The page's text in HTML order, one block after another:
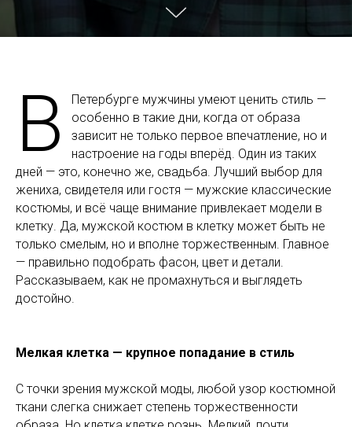
В
Петербурге мужчины умеют ценить стиль —
особенно в такие дни, когда от образа
зависит не только первое впечатление, но и
настроение на годы вперёд. Один из таких
дней — это, конечно же, свадьба. Лучший выбор для
жениха, свидетеля или гостя — мужские классические
костюмы, и всё чаще внимание привлекает модели в
клетку. Да, мужской костюм в клетку может быть не
только смелым, но и вполне торжественным. Главное
— правильно подобрать фасон, цвет и детали.
Рассказываем, как не промахнуться и выглядеть
достойно.
Мелкая клетка — крупное попадание в стиль
С точки зрения мужской моды, любой узор костюмной
ткани слегка снижает степень торжественности